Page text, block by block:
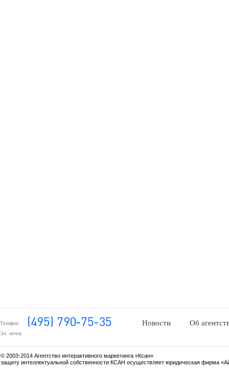
Телефон:
Эл. почта:
Новости Об
© 2003-2014 Агентство интерактивного маркетинга «Ксан»
защиту интеллектуальной собственности КСАН осуществляет юридическая фирма